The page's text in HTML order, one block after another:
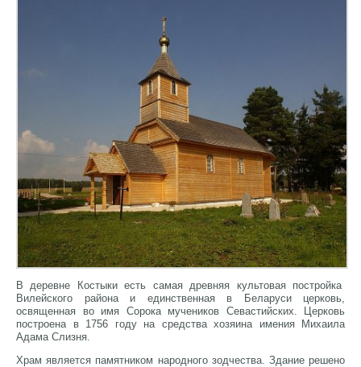
В деревне Костыки есть самая древняя культовая постройка
Вилейского района и единственная в Беларуси церковь,
освященная во имя Сорока мучеников Севастийских. Церковь
построена в 1756 году на средства хозяина имения Михаила
Адама Слизня.
Храм является памятником народного зодчества. Здание решено